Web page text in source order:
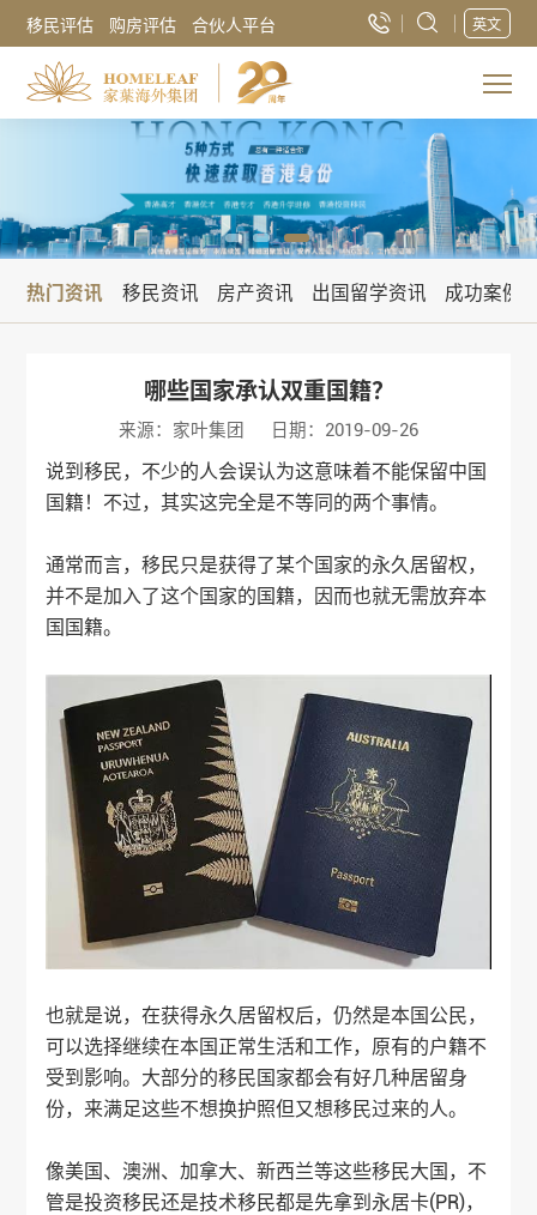
移民评估 购房评估 合伙人平台 英文
热门资讯 移民资讯 房产资讯 出国留学资讯 成功案例
哪些国家承认双重国籍？
来源：家叶集团 日期：2019-09-26
说到移民，不少的人会误认为这意味着不能保留中国
国籍！不过，其实这完全是不等同的两个事情。
通常而言，移民只是获得了某个国家的永久居留权，
并不是加入了这个国家的国籍，因而也就无需放弃本
国国籍。
也就是说，在获得永久居留权后，仍然是本国公民，
可以选择继续在本国正常生活和工作，原有的户籍不
受到影响。大部分的移民国家都会有好几种居留身
份，来满足这些不想换护照但又想移民过来的人。
像美国、澳洲、加拿大、新西兰等这些移民大国，不
管是投资移民还是技术移民都是先拿到永居卡(PR)，